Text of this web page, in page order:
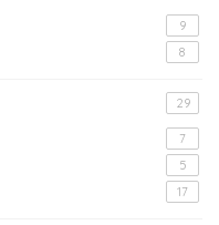
9
8
29
7
5
17